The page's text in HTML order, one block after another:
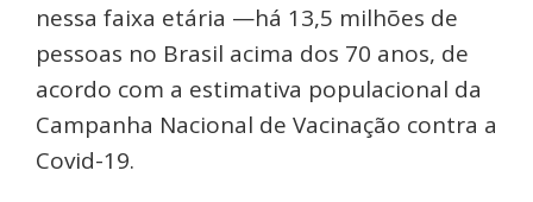
nessa faixa etária —há 13,5 milhões de
pessoas no Brasil acima dos 70 anos, de
acordo com a estimativa populacional da
Campanha Nacional de Vacinação contra a
Covid-19.